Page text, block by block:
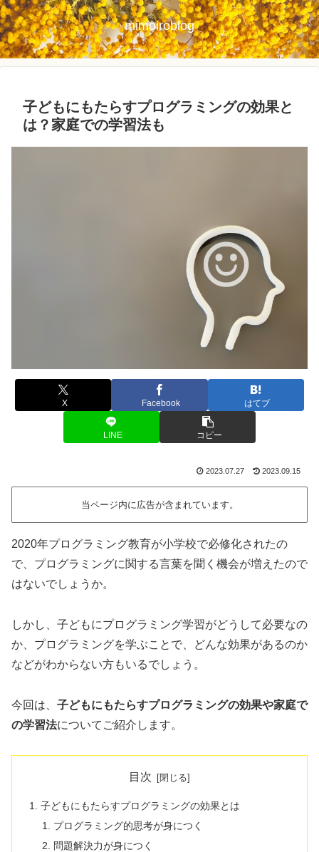
mimoiroblog
子どもにもたらすプログラミングの効果と
は？家庭での学習法も
X Facebook はてブ
LINE コピー
2023.07.27 2023.09.15
当ページ内に広告が含まれています。
2020年プログラミング教育が小学校で必修化されたの
で、プログラミングに関する言葉を聞く機会が増えたので
はないでしょうか。
しかし、子どもにプログラミング学習がどうして必要なの
か、プログラミングを学ぶことで、どんな効果があるのか
などがわからない方もいるでしょう。
今回は、 子どもにもたらすプログラミングの効果や家庭で
の学習法についてご紹介します。
目次
子どもにもたらすプログラミングの効果とは
プログラミング的思考が身につく
問題解決力が身につく